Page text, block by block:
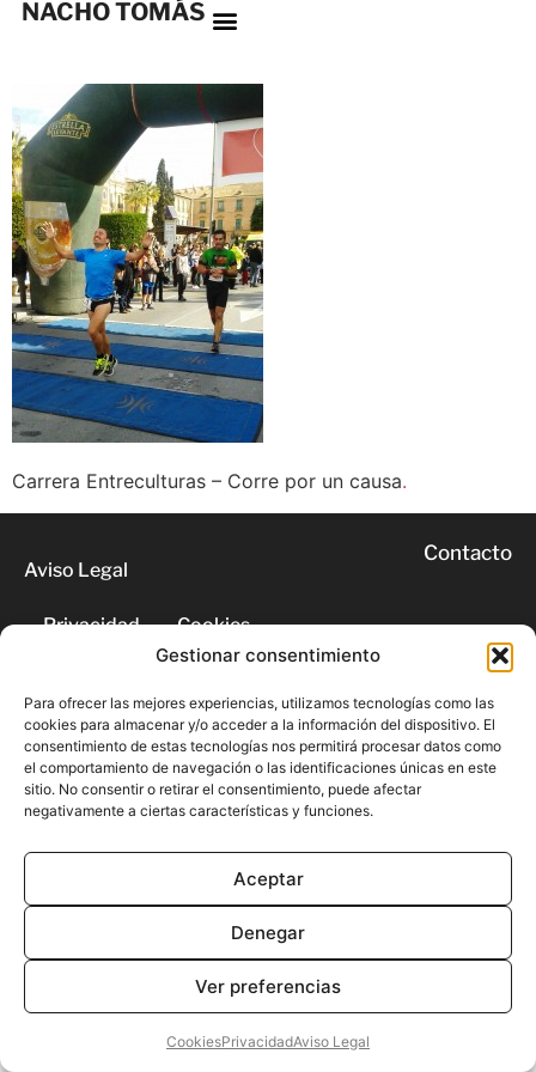
Gestionar consentimiento
Para ofrecer las mejores experiencias, utilizamos tecnologías como las
cookies para almacenar y/o acceder a la información del dispositivo. El
consentimiento de estas tecnologías nos permitirá procesar datos como
el comportamiento de navegación o las identificaciones únicas en este
sitio. No consentir o retirar el consentimiento, puede afectar
negativamente a ciertas características y funciones.
Aceptar
Denegar
Ver preferencias
CookiesPrivacidadAviso Legal
NACHO TOMÁS
Carrera Entreculturas – Corre por un causa.
Aviso Legal
Privacidad Cookies
Contacto
© 2026 | Todos los derechos
reservados